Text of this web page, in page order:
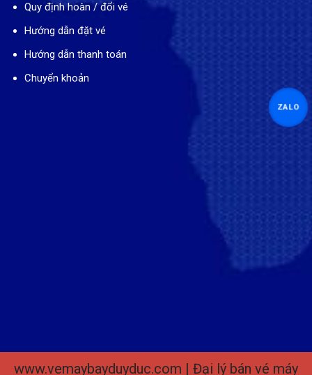
Quy định hoàn / đổi vé
Hướng dẫn đặt vé
Hướng dẫn thanh toán
Chuyển khoản
ZALO
www.vemaybayduyduc.com | Đại lý bán vé máy